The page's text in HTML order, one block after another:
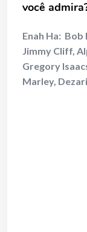
você
Enah Ha: Bob
Jimmy Cliff,
Gregory
Marley,